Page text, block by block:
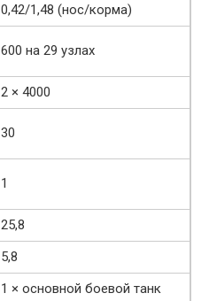
0,42/1,48 (нос/корма)
600 на 29 узлах
2 × 4000
30
1
25,8
5,8
1 × основной боевой танк